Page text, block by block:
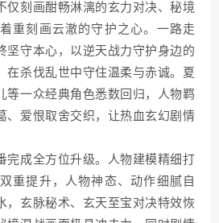
仅刻画酣畅淋漓的玄力对决、秘境
重刻画云澈的守护之心。一路走
坚守本心，以逆天战力守护身边的
在杀伐乱世中守住温柔与赤诚。夏
等一众经典角色悉数回归，人物羁
、爱恨取舍交织，让热血玄幻剧情
完成全方位升级。人物建模精细打
重提升，人物神态、动作细腻自
，玄脉秘术、玄天至宝对决特效恢